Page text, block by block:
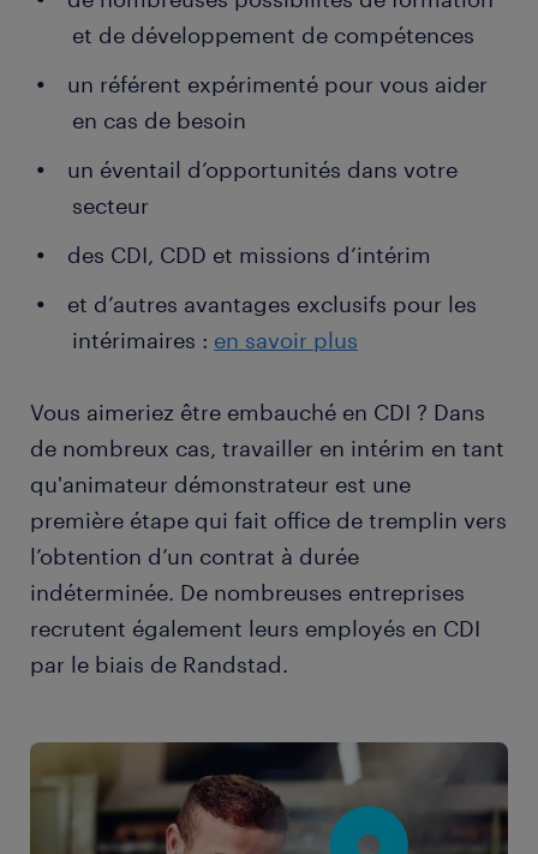
sollicitation jusqu'à leur fidélisation
marque représentée, à travers une formation
dans le cadre de l'entreprise ou une expérience
personnelle
et de développement de compétences
un référent expérimenté pour vous aider
en cas de besoin
un éventail d’opportunités dans votre
secteur
des CDI, CDD et missions d’intérim
et d’autres avantages exclusifs pour les
intérimaires : en savoir plus
Vous aimeriez être embauché en CDI ? Dans
de nombreux cas, travailler en intérim en tant
qu'animateur démonstrateur est une
première étape qui fait office de tremplin vers
l’obtention d’un contrat à durée
indéterminée. De nombreuses entreprises
recrutent également leurs employés en CDI
par le biais de Randstad.